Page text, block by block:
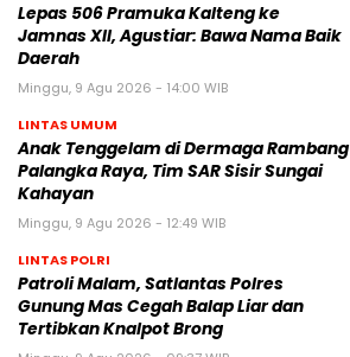
Lepas 506 Pramuka Kalteng ke
Jamnas XII, Agustiar: Bawa Nama Baik
Daerah
Minggu, 9 Agu 2026 - 14:00 WIB
LINTAS UMUM
Anak Tenggelam di Dermaga Rambang
Palangka Raya, Tim SAR Sisir Sungai
Kahayan
Minggu, 9 Agu 2026 - 12:49 WIB
LINTAS POLRI
Patroli Malam, Satlantas Polres
Gunung Mas Cegah Balap Liar dan
Tertibkan Knalpot Brong